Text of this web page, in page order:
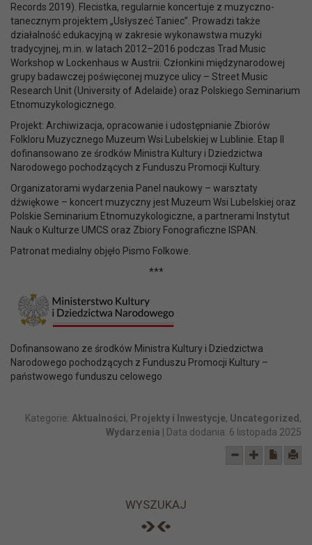
Records 2019). Flecistka, regularnie koncertuje z muzyczno-
tanecznym projektem „Usłyszeć Taniec”. Prowadzi także
działalność edukacyjną w zakresie wykonawstwa muzyki
tradycyjnej, m.in. w latach 2012–2016 podczas Trad Music
Workshop w Lockenhaus w Austrii. Członkini międzynarodowej
grupy badawczej poświęconej muzyce ulicy – Street Music
Research Unit (University of Adelaide) oraz Polskiego Seminarium
Etnomuzykologicznego.
Projekt: Archiwizacja, opracowanie i udostępnianie Zbiorów
Folkloru Muzycznego Muzeum Wsi Lubelskiej w Lublinie. Etap II
dofinansowano ze środków Ministra Kultury i Dziedzictwa
Narodowego pochodzących z Funduszu Promocji Kultury.
Organizatorami wydarzenia Panel naukowy – warsztaty
dźwiękowe – koncert muzyczny jest Muzeum Wsi Lubelskiej oraz
Polskie Seminarium Etnomuzykologiczne, a partnerami Instytut
Nauk o Kulturze UMCS oraz Zbiory Fonograficzne ISPAN.
Patronat medialny objęło Pismo Folkowe.
***
Dofinansowano ze środków Ministra Kultury i Dziedzictwa
Narodowego pochodzących z Funduszu Promocji Kultury –
państwowego funduszu celowego
Kategorie: Aktualności, Projekty i Inwestycje, Uncategorized ,
Wydarzenia | Data dodania: 6 listopada 2025
WYSZUKAJ